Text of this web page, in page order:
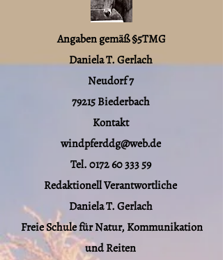
Angaben gemäß §5TMG
Daniela T. Gerlach
Neudorf 7
79215 Biederbach
Kontakt
windpferddg@​web.de
Tel.0172 60 333 59
Redaktionell Verantwortliche
Daniela T. Gerlach
Freie Schule für Natur, Kommunikation
und Reiten